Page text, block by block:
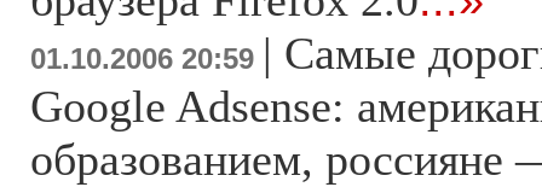
01.10.2006 20:59 | Самые
Google Adsense:
образованием, россияне